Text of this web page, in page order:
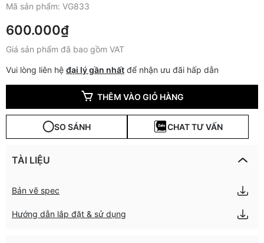
Mã sản phẩm: VG833
600.000₫
Giá sản phẩm đã bao gồm VAT
Vui lòng liên hệ đại lý gần nhất để nhận ưu đãi hấp dẫn
THÊM VÀO GIỎ HÀNG
SO SÁNH CHAT TƯ VẤN
TÀI LIỆU
Bản vẽ spec
Hướng dẫn lắp đặt & sử dụng